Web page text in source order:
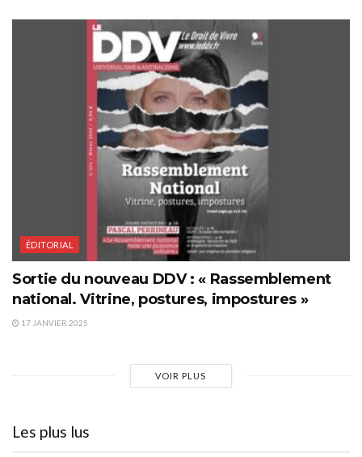
ÉDITORIAL
Sortie du nouveau DDV : « Rassemblement
national. Vitrine, postures, impostures »
17 JANVIER 2025
VOIR PLUS
Les plus lus